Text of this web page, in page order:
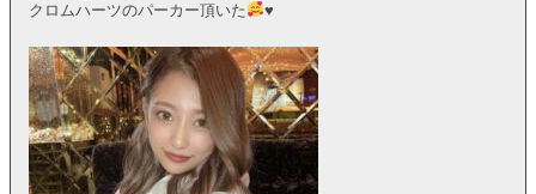
クロムハーツのパーカー頂いた‪
♥️